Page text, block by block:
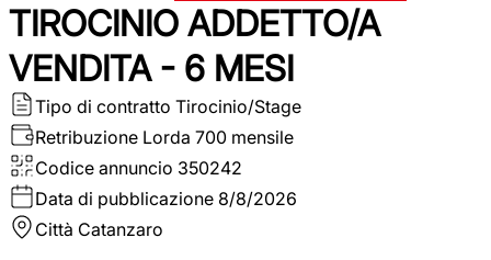
TIROCINIO ADDETTO/A
VENDITA - 6 MESI
Tipo di contratto Tirocinio/Stage
Retribuzione Lorda 700 mensile
Codice annuncio 350242
Data di pubblicazione 8/8/2026
Città Catanzaro